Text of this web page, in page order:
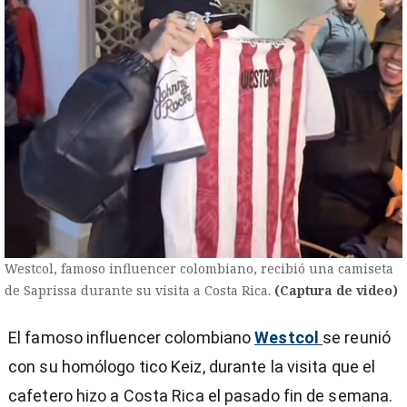
Westcol, famoso influencer colombiano, recibió una camiseta
de Saprissa durante su visita a Costa Rica. (Captura de video)
El famoso influencer colombianoWestcol se reunió
con su homólogo tico Keiz, durante la visita que el
cafetero hizo a Costa Rica el pasado fin de semana.